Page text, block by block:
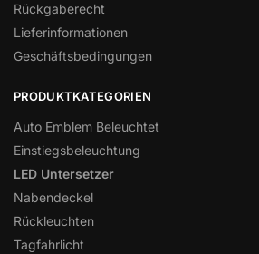
Rückgaberecht
Lieferinformationen
Geschäftsbedingungen
PRODUKTKATEGORIEN
Auto Emblem Beleuchtet
Einstiegsbeleuchtung
LED Untersetzer
Nabendeckel
Rückleuchten
Tagfahrlicht